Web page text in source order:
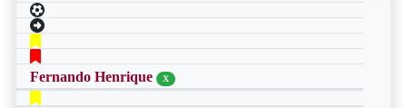
Fernando Henrique X